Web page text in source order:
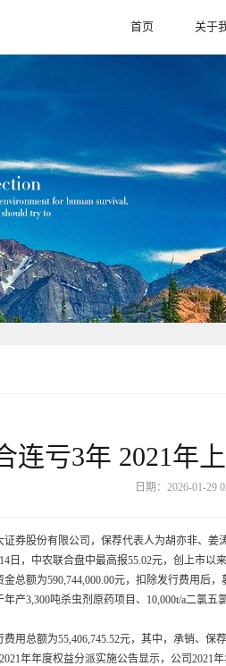
首页
HOME
关于
连亏3年 2021年
日期：2026-01-29
股份有限公司，保荐代表人为胡亦非、姜涛
，中农联合盘中最高报55.02元，创上市以来
额为590,744,000.00元，扣除发行费用后，
产3,300吨杀虫剂原药项目、10,000t/a二氯
总额为55,406,745.52元，其中，承销、保荐
年年度权益分派实施公告显示，公司2021